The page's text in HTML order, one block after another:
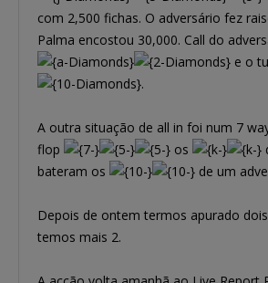
com 2,500 fichas. O adversário fez
Palma encostou 30,000. Call do
e o
.
A outra situação de all in foi num 7
flop
os
bateram os
de um
Depois de ontem termos apurado
temos mais 2.